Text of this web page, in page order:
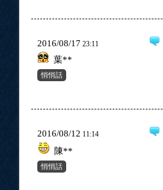
2016/08/17 23:11
葉**
悄悄話
2016/08/12 11:14
陳**
悄悄話